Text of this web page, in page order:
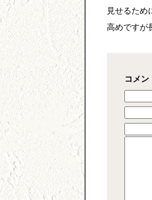
見せるため
高めですが
コメン